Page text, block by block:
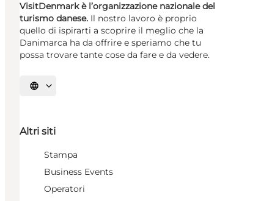
VisitDenmark è l’organizzazione nazionale del
turismo danese. Il nostro lavoro è proprio
quello di ispirarti a scoprire il meglio che la
Danimarca ha da offrire e speriamo che tu
possa trovare tante cose da fare e da vedere.
Seleziona la lingua
Altri siti
Stampa
Business Events
Operatori